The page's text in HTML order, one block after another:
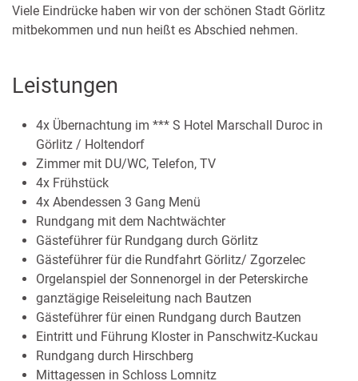
Viele Eindrücke haben wir von der schönen Stadt Görlitz
mitbekommen und nun heißt es Abschied nehmen.
Leistungen
4x Übernachtung im *** S Hotel Marschall Duroc in
Görlitz / Holtendorf
Zimmer mit DU/WC, Telefon, TV
4x Frühstück
4x Abendessen 3 Gang Menü
Rundgang mit dem Nachtwächter
Gästeführer für Rundgang durch Görlitz
Gästeführer für die Rundfahrt Görlitz/ Zgorzelec
Orgelanspiel der Sonnenorgel in der Peterskirche
ganztägige Reiseleitung nach Bautzen
Gästeführer für einen Rundgang durch Bautzen
Eintritt und Führung Kloster in Panschwitz-Kuckau
Rundgang durch Hirschberg
Mittagessen in Schloss Lomnitz